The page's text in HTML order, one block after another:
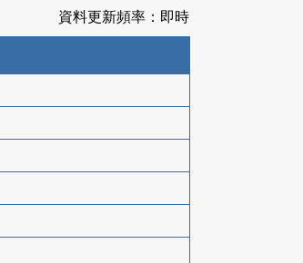
資料更新頻率：即時